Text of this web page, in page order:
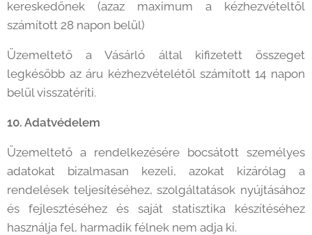
kereskedőnek (azaz maximum a kézhezvételtől
számított 28 napon belül)
Üzemeltető a Vásárló által kifizetett összeget
legkésőbb az áru kézhezvételétől számított 14 napon
belül visszatéríti.
10. Adatvédelem
Üzemeltető a rendelkezésére bocsátott személyes
adatokat bizalmasan kezeli, azokat kizárólag a
rendelések teljesítéséhez, szolgáltatások nyújtásához
és fejlesztéséhez és saját statisztika készítéséhez
használja fel, harmadik félnek nem adja ki.